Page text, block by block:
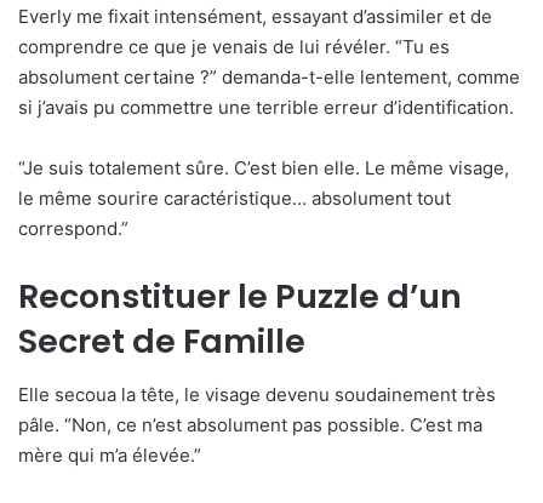
Everly me fixait intensément, essayant d’assimiler et de
comprendre ce que je venais de lui révéler. “Tu es
absolument certaine ?” demanda-t-elle lentement, comme
si j’avais pu commettre une terrible erreur d’identification.
“Je suis totalement sûre. C’est bien elle. Le même visage,
le même sourire caractéristique… absolument tout
correspond.”
Reconstituer le Puzzle d’un
Secret de Famille
Elle secoua la tête, le visage devenu soudainement très
pâle. “Non, ce n’est absolument pas possible. C’est ma
mère qui m’a élevée.”